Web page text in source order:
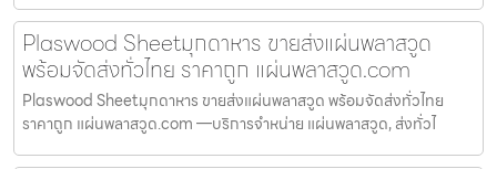
Plaswood Sheetมุกดาหาร ขายส่งแผ่นพลาสวูด
พร้อมจัดส่งทั่วไทย ราคาถูก แผ่นพลาสวูด.com
Plaswood Sheetมุกดาหาร ขายส่งแผ่นพลาสวูด พร้อมจัดส่งทั่วไทย
ราคาถูก แผ่นพลาสวูด.com —บริการจำหน่าย แผ่นพลาสวูด, ส่งทั่วไ